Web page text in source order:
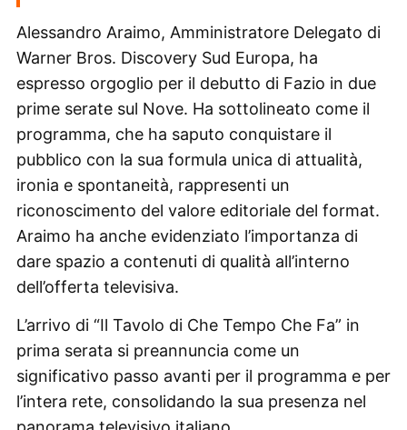
Alessandro Araimo, Amministratore Delegato di
Warner Bros. Discovery Sud Europa, ha
espresso orgoglio per il debutto di Fazio in due
prime serate sul Nove. Ha sottolineato come il
programma, che ha saputo conquistare il
pubblico con la sua formula unica di attualità,
ironia e spontaneità, rappresenti un
riconoscimento del valore editoriale del format.
Araimo ha anche evidenziato l’importanza di
dare spazio a contenuti di qualità all’interno
dell’offerta televisiva.
L’arrivo di “Il Tavolo di Che Tempo Che Fa” in
prima serata si preannuncia come un
significativo passo avanti per il programma e per
l’intera rete, consolidando la sua presenza nel